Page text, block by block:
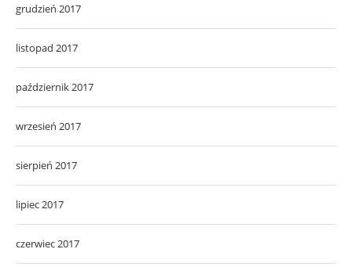
grudzień 2017
listopad 2017
październik 2017
wrzesień 2017
sierpień 2017
lipiec 2017
czerwiec 2017